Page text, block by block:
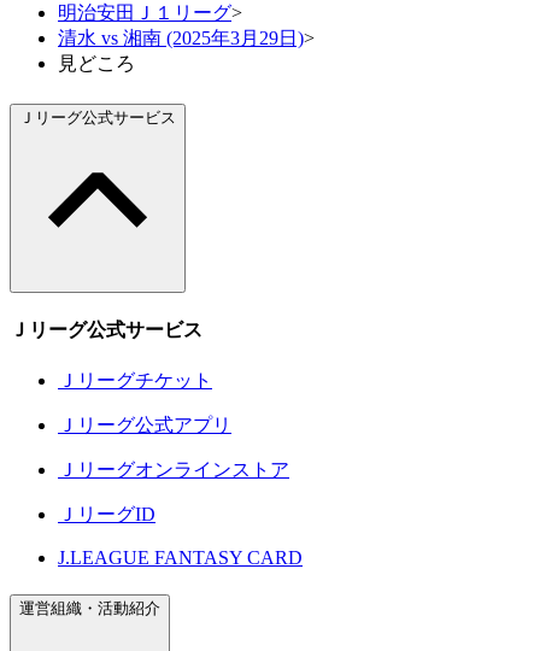
明治安田Ｊ１リーグ>
清水 vs 湘南 (2025年3月29日)>
見どころ
Ｊリーグ公式サービス
Ｊリーグ公式サービス
Ｊリーグチケット
Ｊリーグ公式アプリ
Ｊリーグオンラインストア
ＪリーグID
J.LEAGUE FANTASY CARD
運営組織・活動紹介